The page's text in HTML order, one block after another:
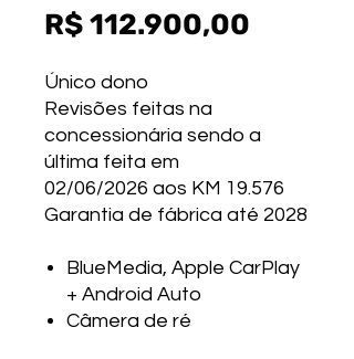
R$ 112.900,00
Único dono
Revisões feitas na
concessionária sendo a
última feita em
02/06/2026 aos KM 19.576
Garantia de fábrica até 2028
BlueMedia, Apple CarPlay
+ Android Auto
Câmera de ré